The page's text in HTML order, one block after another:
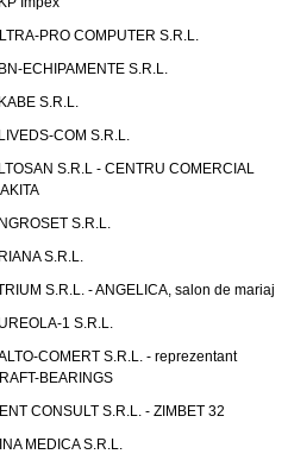
PRO COMPUTER S.R.L.
ECHIPAMENTE S.R.L.
S.R.L.
COM S.R.L.
S.R.L - CENTRU COMERCIAL
S.R.L.
S.R.L.
S.R.L. - ANGELICA, salon de mariaj
1 S.R.L.
COMERT S.R.L. - reprezentant
BEARINGS
CONSULT S.R.L. - ZIMBET 32
MEDICA S.R.L.